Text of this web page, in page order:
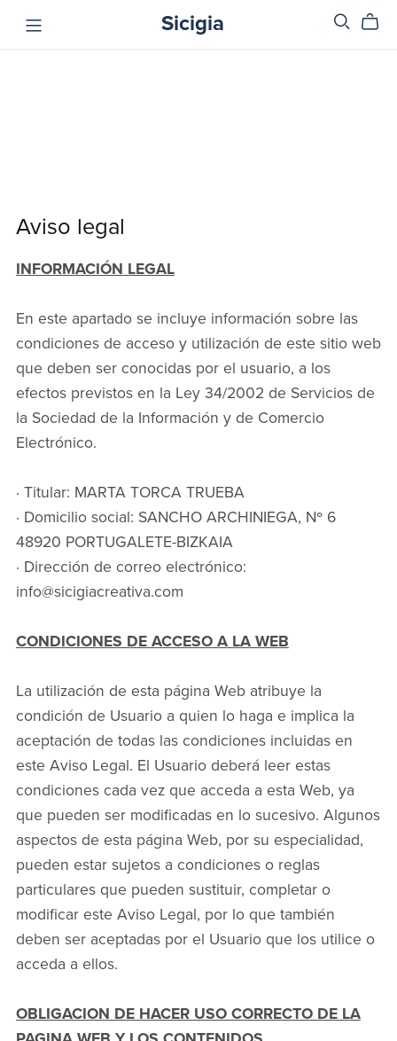
Sicigia
Aviso legal
INFORMACIÓN LEGAL
En este apartado se incluye información sobre las
condiciones de acceso y utilización de este sitio web
que deben ser conocidas por el usuario, a los
efectos previstos en la Ley 34/2002 de Servicios de
la Sociedad de la Información y de Comercio
Electrónico.
· Titular: MARTA TORCA TRUEBA
· Domicilio social: SANCHO ARCHINIEGA, Nº 6
48920 PORTUGALETE-BIZKAIA
· Dirección de correo electrónico:
info@sicigiacreativa.com
CONDICIONES DE ACCESO A LA WEB
La utilización de esta página Web atribuye la
condición de Usuario a quien lo haga e implica la
aceptación de todas las condiciones incluidas en
este Aviso Legal. El Usuario deberá leer estas
condiciones cada vez que acceda a esta Web, ya
que pueden ser modificadas en lo sucesivo. Algunos
aspectos de esta página Web, por su especialidad,
pueden estar sujetos a condiciones o reglas
particulares que pueden sustituir, completar o
modificar este Aviso Legal, por lo que también
deben ser aceptadas por el Usuario que los utilice o
acceda a ellos.
OBLIGACION DE HACER USO CORRECTO DE LA